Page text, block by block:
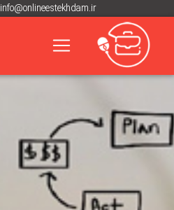
info@onlineestekhdam.ir
خانه
های
شغلی